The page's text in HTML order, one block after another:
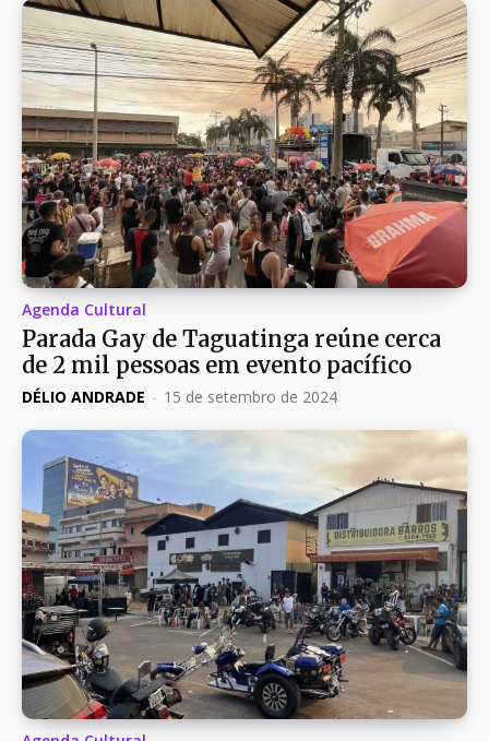
Agenda Cultural
Parada Gay de Taguatinga reúne cerca
de 2 mil pessoas em evento pacífico
DÉLIO ANDRADE - 15 de setembro de 2024